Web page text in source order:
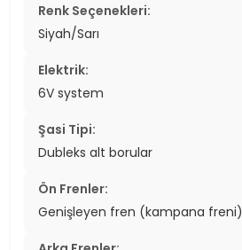
Renk Seçenekleri:
Siyah/Sarı
Elektrik:
6V system
Şasi Tipi:
Dubleks alt borular
Ön Frenler:
Genişleyen fren (kampana freni)